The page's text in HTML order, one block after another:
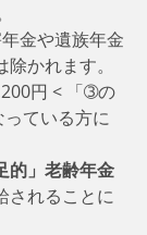
遺族年金
かれます。
< 「➂の
ている方に
的」老齢年金
されることに